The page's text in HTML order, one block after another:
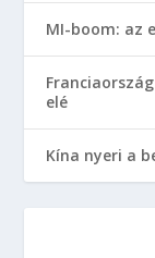
MI-boom: az
elé
Kína nyeri a